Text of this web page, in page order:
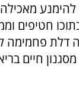
חטיפים
דלת פחמימה
חיים